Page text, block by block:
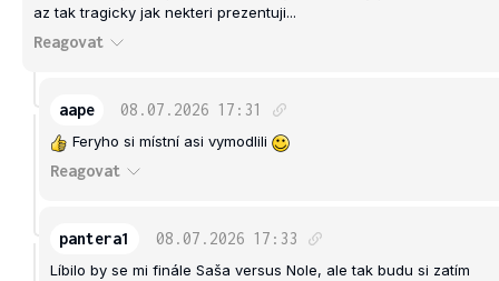
az tak tragicky jak nekteri prezentuji...
Reagovat
aape 08.07.2026 17:31
Feryho si místní asi vymodlili
Reagovat
pantera1 08.07.2026 17:33
Líbilo by se mi finále Saša versus Nole, ale tak budu si zatím